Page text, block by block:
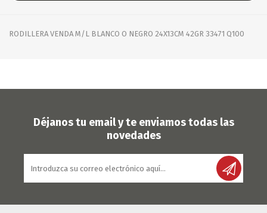
RODILLERA VENDA M/L BLANCO O NEGRO 24X13CM 42GR 33471 Q100
Déjanos tu email y te enviamos todas las
novedades